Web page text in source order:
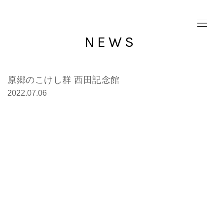
NEWS
原郷のこけし群 西田記念館
2022.07.06